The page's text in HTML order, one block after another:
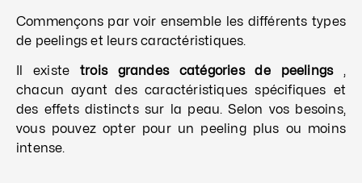
Commençons par voir ensemble les différents types
de peelings et leurs caractéristiques.
Il existe trois grandes catégories de peelings ,
chacun ayant des caractéristiques spécifiques et
des effets distincts sur la peau. Selon vos besoins,
vous pouvez opter pour un peeling plus ou moins
intense.